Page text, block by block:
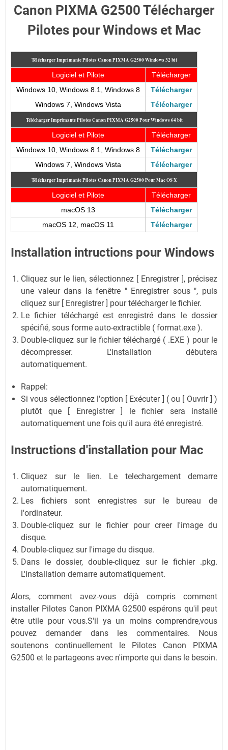
Canon PIXMA G2500 Télécharger
Pilotes pour Windows et Mac
Télécharger Imprimante Pilotes Canon PIXMA G2500Windows 32 bit
Logiciel et Pilote
Télécharger
Windows 10, Windows 8.1, Windows 8
Télécharger
Windows 7, Windows Vista
Télécharger
Télécharger Imprimante Pilotes Canon PIXMA G2500Pour Windows 64 bit
Logiciel et Pilote
Télécharger
Windows 10, Windows 8.1, Windows 8
Télécharger
Windows 7, Windows Vista
Télécharger
Télécharger Imprimante Pilotes Canon PIXMA G2500Pour Mac OS X
Logiciel et Pilote
Télécharger
macOS 13
Télécharger
macOS 12, macOS 11
Télécharger
Installation intructions pour Windows
Cliquez sur le lien, sélectionnez [ Enregistrer ], précisez
une valeur dans la fenêtre " Enregistrer sous ", puis
cliquez sur [ Enregistrer ] pour télécharger le fichier.
Le fichier téléchargé est enregistré dans le dossier
spécifié, sous forme auto-extractible ( format.exe ).
Double-cliquez sur le fichier téléchargé ( .EXE ) pour le
décompresser. L'installation débutera
automatiquement.
Rappel:
Si vous sélectionnez l'option [ Exécuter ] ( ou [ Ouvrir ] )
plutôt que [ Enregistrer ] le fichier sera installé
automatiquement une fois qu'il aura été enregistré.
Instructions d'installation pour Mac
Cliquez sur le lien. Le telechargement demarre
automatiquement.
Les fichiers sont enregistres sur le bureau de
l'ordinateur.
Double-cliquez sur le fichier pour creer l'image du
disque.
Double-cliquez sur l'image du disque.
Dans le dossier, double-cliquez sur le fichier .pkg.
L'installation demarre automatiquement.
Alors, comment avez-vous déjà compris comment
installer Pilotes Canon PIXMA G2500 espérons qu'il peut
être utile pour vous.S'il ya un moins comprendre,vous
pouvez demander dans les commentaires. Nous
soutenons continuellement le Pilotes Canon PIXMA
G2500 et le partageons avec n'importe qui dans le besoin.